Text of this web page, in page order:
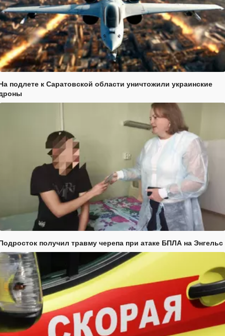
подлете к Саратовской области уничтожили украинские
получил травму черепа при атаке БПЛА на Энгельс